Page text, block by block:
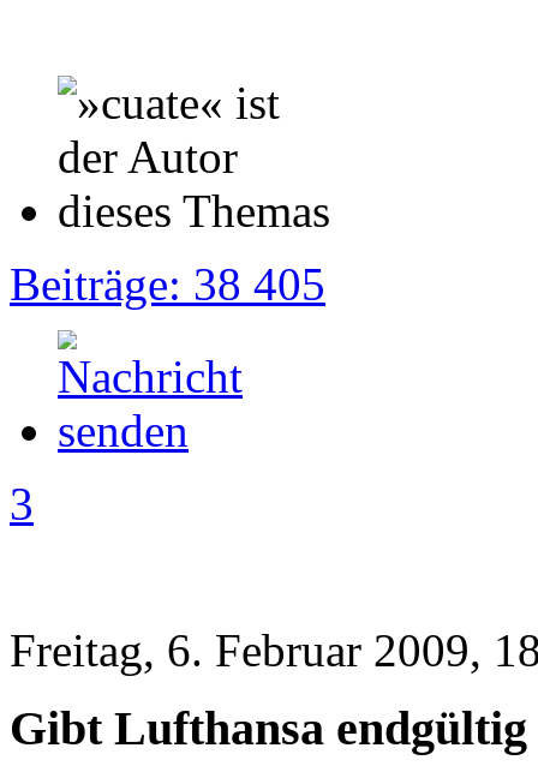
Beiträge: 38 405
3
Freitag, 6. Februar 2009,
Gibt Lufthansa